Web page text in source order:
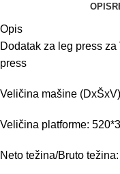
OPIS
Opis
Dodatak za leg press
press
Veličina mašine
Veličina platforme:
Neto težina/Bruto